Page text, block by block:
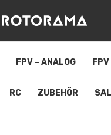
FPV – ANALOG
RC ZUBEHÖR